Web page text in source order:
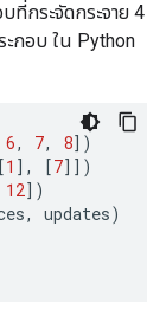
ที่กระจัดกระจาย 4
ะกอบ ใน Python
6, 7, 8])
[1 ], [7]])
12])
, updates)